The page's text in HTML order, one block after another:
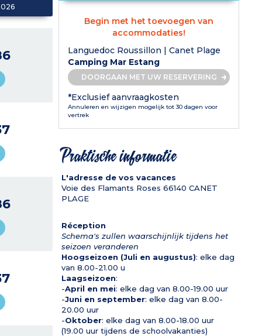
Begin met het toevoegen van
accommodaties!
Languedoc Roussillon | Canet Plage
Camping Mar Estang
DOORGAAN MET UW RESERVERING
*Exclusief aanvraagkosten
Annuleren en wijzigen mogelijk tot 30 dagen voor
vertrek
Praktische informatie
L'adresse de vos vacances
Voie des Flamants Roses 66140 CANET
PLAGE
Réception
Schema's zullen waarschijnlijk tijdens het
seizoen veranderen
Hoogseizoen (Juli en augustus): elke dag
van 8.00-21.00 u
Laagseizoen:
-April en mei: elke dag van 8.00-19.00 uur
-Juni en september: elke dag van 8.00-
20.00 uur
-Oktober: elke dag van 8.00-18.00 uur
(19.00 uur tijdens de schoolvakanties)